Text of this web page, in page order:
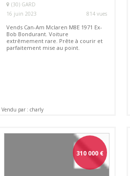
(30) GARD
16 juin 2023
814 vues
Vends Can-Am Mclaren M8E 1971 Ex-
Bob Bondurant. Voiture
extrêmement rare. Prête à courir et
parfaitement mise au point.
Vendu par : charly
310 000 €